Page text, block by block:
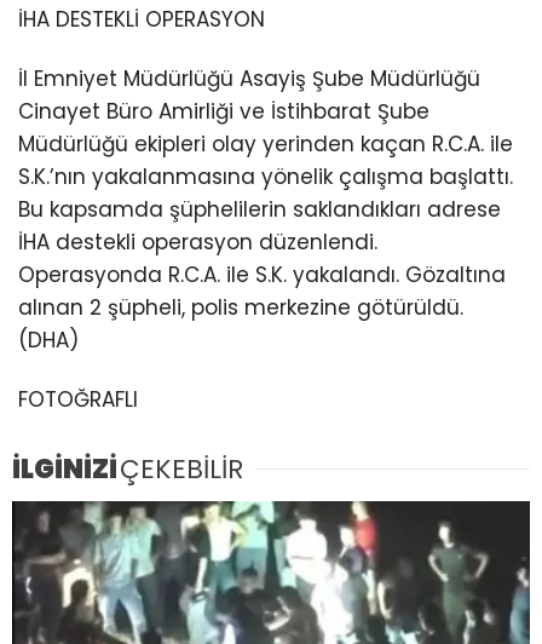
İHA DESTEKLİ OPERASYON
İl Emniyet Müdürlüğü Asayiş Şube Müdürlüğü
Cinayet Büro Amirliği ve İstihbarat Şube
Müdürlüğü ekipleri olay yerinden kaçan R.C.A. ile
S.K.’nın yakalanmasına yönelik çalışma başlattı.
Bu kapsamda şüphelilerin saklandıkları adrese
İHA destekli operasyon düzenlendi.
Operasyonda R.C.A. ile S.K. yakalandı. Gözaltına
alınan 2 şüpheli, polis merkezine götürüldü.
(DHA)
FOTOĞRAFLI
İLGİNİZİÇEKEBİLİR